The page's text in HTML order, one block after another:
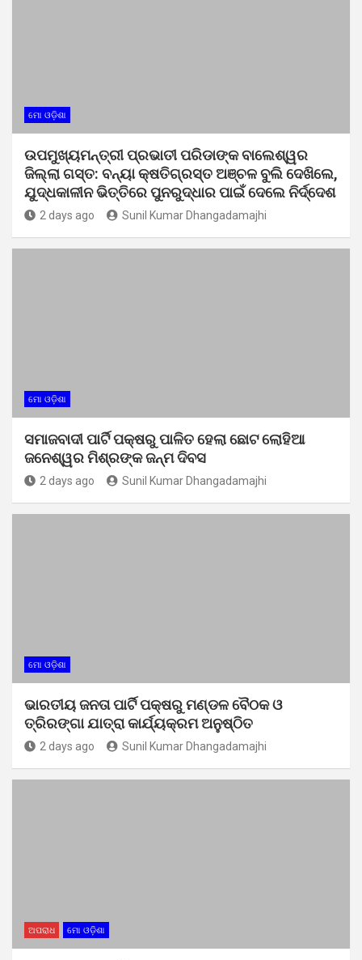
ମୋ ଓଡ଼ିଶା
ଉପମୁଖ୍ୟମନ୍ତ୍ରୀ ପ୍ରଭାତୀ ପରିଡାଙ୍କ ବାଲେଶ୍ୱର
ଜିଲ୍ଲା ଗସ୍ତ: ବନ୍ୟା କ୍ଷତିଗ୍ରସ୍ତ ଅଞ୍ଚଳ ବୁଲି ଦେଖିଲେ,
ଯୁଦ୍ଧକାଳୀନ ଭିତ୍ତିରେ ପୁନରୁଦ୍ଧାର ପାଇଁ ଦେଲେ ନିର୍ଦ୍ଦେଶ
2 days ago Sunil Kumar Dhangadamajhi
ମୋ ଓଡ଼ିଶା
ସମାଜବାଦୀ ପାର୍ଟି ପକ୍ଷରୁ ପାଳିତ ହେଲା ଛୋଟ ଲୋହିଆ
ଜନେଶ୍ୱର ମିଶ୍ରଙ୍କ ଜନ୍ମ ଦିବସ
2 days ago Sunil Kumar Dhangadamajhi
ମୋ ଓଡ଼ିଶା
ଭାରତୀୟ ଜନତା ପାର୍ଟି ପକ୍ଷରୁ ମଣ୍ଡଳ ବୈଠକ ଓ
ତ୍ରିରଙ୍ଗା ଯାତ୍ରା କାର୍ଯ୍ୟକ୍ରମ ଅନୁଷ୍ଠିତ
2 days ago Sunil Kumar Dhangadamajhi
ଅପରାଧ ମୋ ଓଡ଼ିଶା